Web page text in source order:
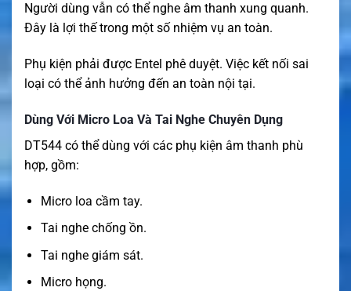
Người dùng vẫn có thể nghe âm thanh xung quanh.
Đây là lợi thế trong một số nhiệm vụ an toàn.
Phụ kiện phải được Entel phê duyệt. Việc kết nối sai
loại có thể ảnh hưởng đến an toàn nội tại.
Dùng Với Micro Loa Và Tai Nghe Chuyên Dụng
DT544 có thể dùng với các phụ kiện âm thanh phù
hợp, gồm:
Micro loa cầm tay.
Tai nghe chống ồn.
Tai nghe giám sát.
Micro họng.